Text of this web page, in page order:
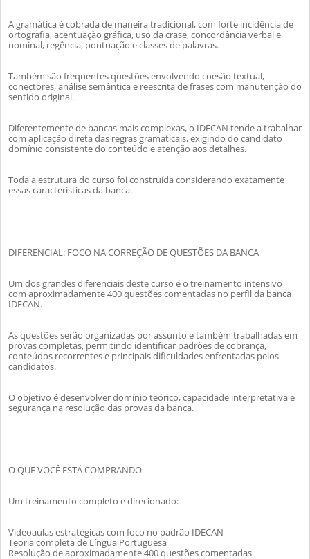
A gramática é cobrada de maneira tradicional, com forte incidência de
ortografia, acentuação gráfica, uso da crase, concordância verbal e
nominal, regência, pontuação e classes de palavras.
Também são frequentes questões envolvendo coesão textual,
conectores, análise semântica e reescrita de frases com manutenção do
sentido original.
Diferentemente de bancas mais complexas, o IDECAN tende a trabalhar
com aplicação direta das regras gramaticais, exigindo do candidato
domínio consistente do conteúdo e atenção aos detalhes.
Toda a estrutura do curso foi construída considerando exatamente
essas características da banca.
DIFERENCIAL: FOCO NA CORREÇÃO DE QUESTÕES DA BANCA
Um dos grandes diferenciais deste curso é o treinamento intensivo
com aproximadamente 400 questões comentadas no perfil da banca
IDECAN.
As questões serão organizadas por assunto e também trabalhadas em
provas completas, permitindo identificar padrões de cobrança,
conteúdos recorrentes e principais dificuldades enfrentadas pelos
candidatos.
O objetivo é desenvolver domínio teórico, capacidade interpretativa e
segurança na resolução das provas da banca.
O QUE VOCÊ ESTÁ COMPRANDO
Um treinamento completo e direcionado:
Videoaulas estratégicas com foco no padrão IDECAN
Teoria completa de Língua Portuguesa
Resolução de aproximadamente 400 questões comentadas